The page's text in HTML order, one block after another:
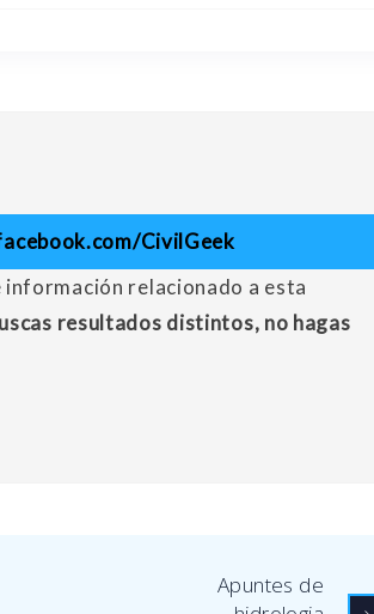
CivilGeek
relacionado a esta
resultados distintos, no hagas
Apuntes de